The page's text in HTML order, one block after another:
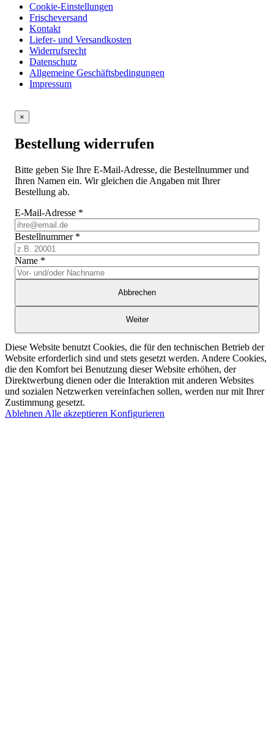
Cookie-Einstellungen
Frischeversand
Kontakt
Liefer- und Versandkosten
Widerrufsrecht
Datenschutz
Allgemeine Geschäftsbedingungen
Impressum
×
Bestellung widerrufen
Bitte geben Sie Ihre E-Mail-Adresse, die Bestellnummer und
Ihren Namen ein. Wir gleichen die Angaben mit Ihrer
Bestellung ab.
E-Mail-Adresse *
Bestellnummer *
Name *
Abbrechen
Weiter
Diese Website benutzt Cookies, die für den technischen Betrieb der
Website erforderlich sind und stets gesetzt werden. Andere Cookies,
die den Komfort bei Benutzung dieser Website erhöhen, der
Direktwerbung dienen oder die Interaktion mit anderen Websites
und sozialen Netzwerken vereinfachen sollen, werden nur mit Ihrer
Zustimmung gesetzt.
Ablehnen Alle akzeptieren Konfigurieren